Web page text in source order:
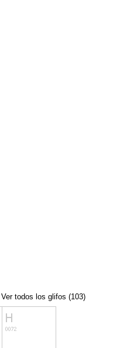
Ver todos los glifos (103)